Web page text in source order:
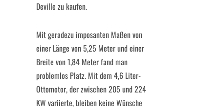
Deville zu kaufen.
Mit geradezu imposanten Maßen von
einer Länge von 5,25 Meter und einer
Breite von 1,84 Meter fand man
problemlos Platz. Mit dem 4,6 Liter-
Ottomotor, der zwischen 205 und 224
KW variierte, bleiben keine Wünsche